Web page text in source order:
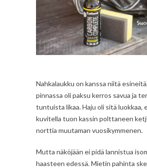
Nahkalaukku on kanssa niitä
pinnassa oli paksu kerros savua ja
tuntuista likaa. Haju oli sitä luokkaa,
kuvitella tuon kassin polttaneen
norttia muutaman vuosikymmenen.
Mutta näköjään ei pidä lannistua
haasteen edessä. Mietin pahinta